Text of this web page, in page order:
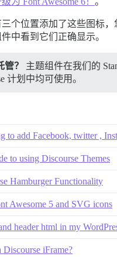
个位置添加了这些图标
中看到它们正确显示。
？
主题组件在我们的
计划中均可使用。
to add Facebook, twitter ,
to using Discourse Themes
Hamburger Functionality
Awesome 5 and SVG icons
header html in my
Discourse iFrame?